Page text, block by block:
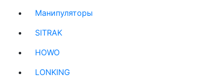
Манипуляторы
SITRAK
HOWO
LONKING